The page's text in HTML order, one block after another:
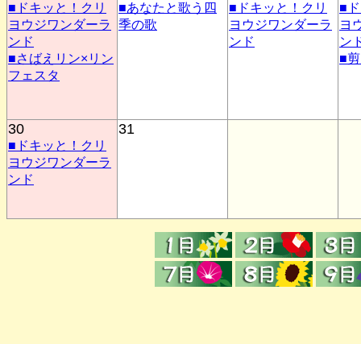
■ドキッと！クリ
ヨウジワンダーラ
ンド
■さばえリン×リン
フェスタ
■あなたと歌う四
季の歌
■ドキッと！クリ
ヨウジワンダーラ
ンド
■
ヨ
ン
■
30
■ドキッと！クリ
ヨウジワンダーラ
ンド
31